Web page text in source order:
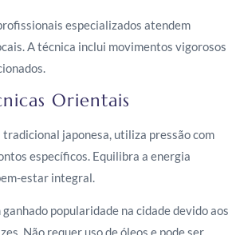
especializados atendem
A técnica inclui movimentos vigorosos
Orientais
tradicional japonesa, utiliza pressão com
específicos. Equilibra a energia
estar integral.
popularidade na cidade devido aos